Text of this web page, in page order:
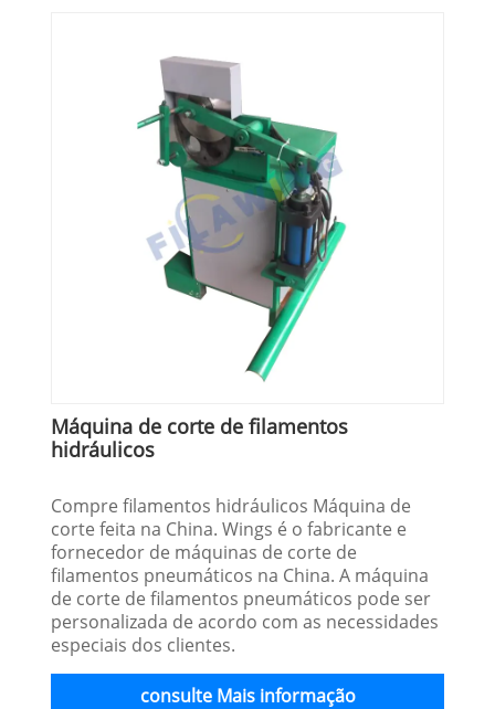
Máquina de corte de filamentos
hidráulicos
Compre filamentos hidráulicos Máquina de
corte feita na China. Wings é o fabricante e
fornecedor de máquinas de corte de
filamentos pneumáticos na China. A máquina
de corte de filamentos pneumáticos pode ser
personalizada de acordo com as necessidades
especiais dos clientes.
consulte Mais informação